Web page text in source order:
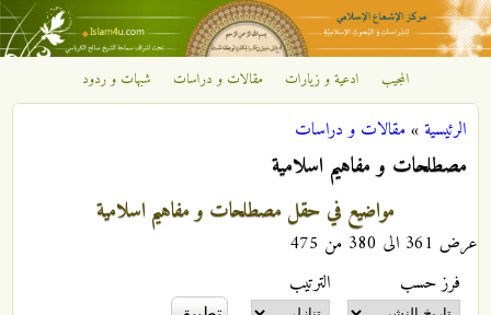
تجاوز إلى المحتوى الرئيسي
مركز
الإشعاع
الإسلامي
المجيب ادعية و زيارات مقالات و دراسات شبهات و ردود
أنت هنا
الرئيسية»مقالات و دراسات
مصطلحات و مفاهيم اسلامية
مواضيع في حقل مصطلحات و مفاهيم اسلامية
عرض 361 الى 380 من 475
‏فرز حسب ‏
‏الترتيب ‏